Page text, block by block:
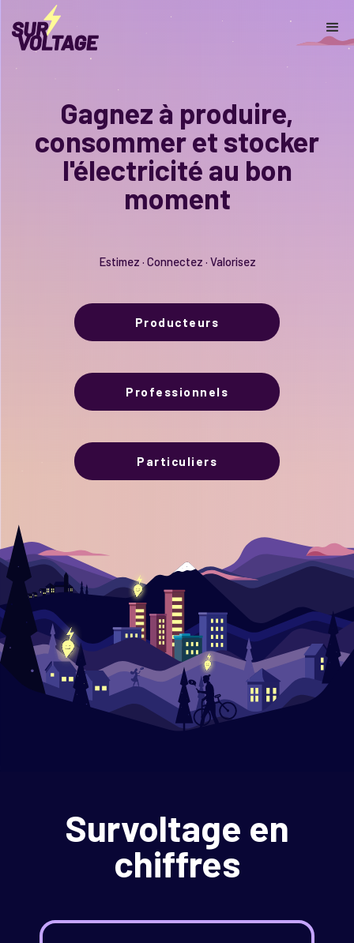
Gagnez à produire,
consommer et stocker
l'électricité au bon
moment
Estimez · Connectez · Valorisez
Producteurs
Professionnels
Particuliers
Survoltage en
chiffres